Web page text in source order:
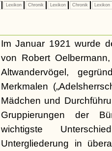
Lexikon Chronik Lexikon Chronik Lexikon
Im Januar 1921 wurde
von Robert
Altwandervögel,
Merkmalen
Mädchen und
Gruppierungen der
wichtigste
Untergliederung in